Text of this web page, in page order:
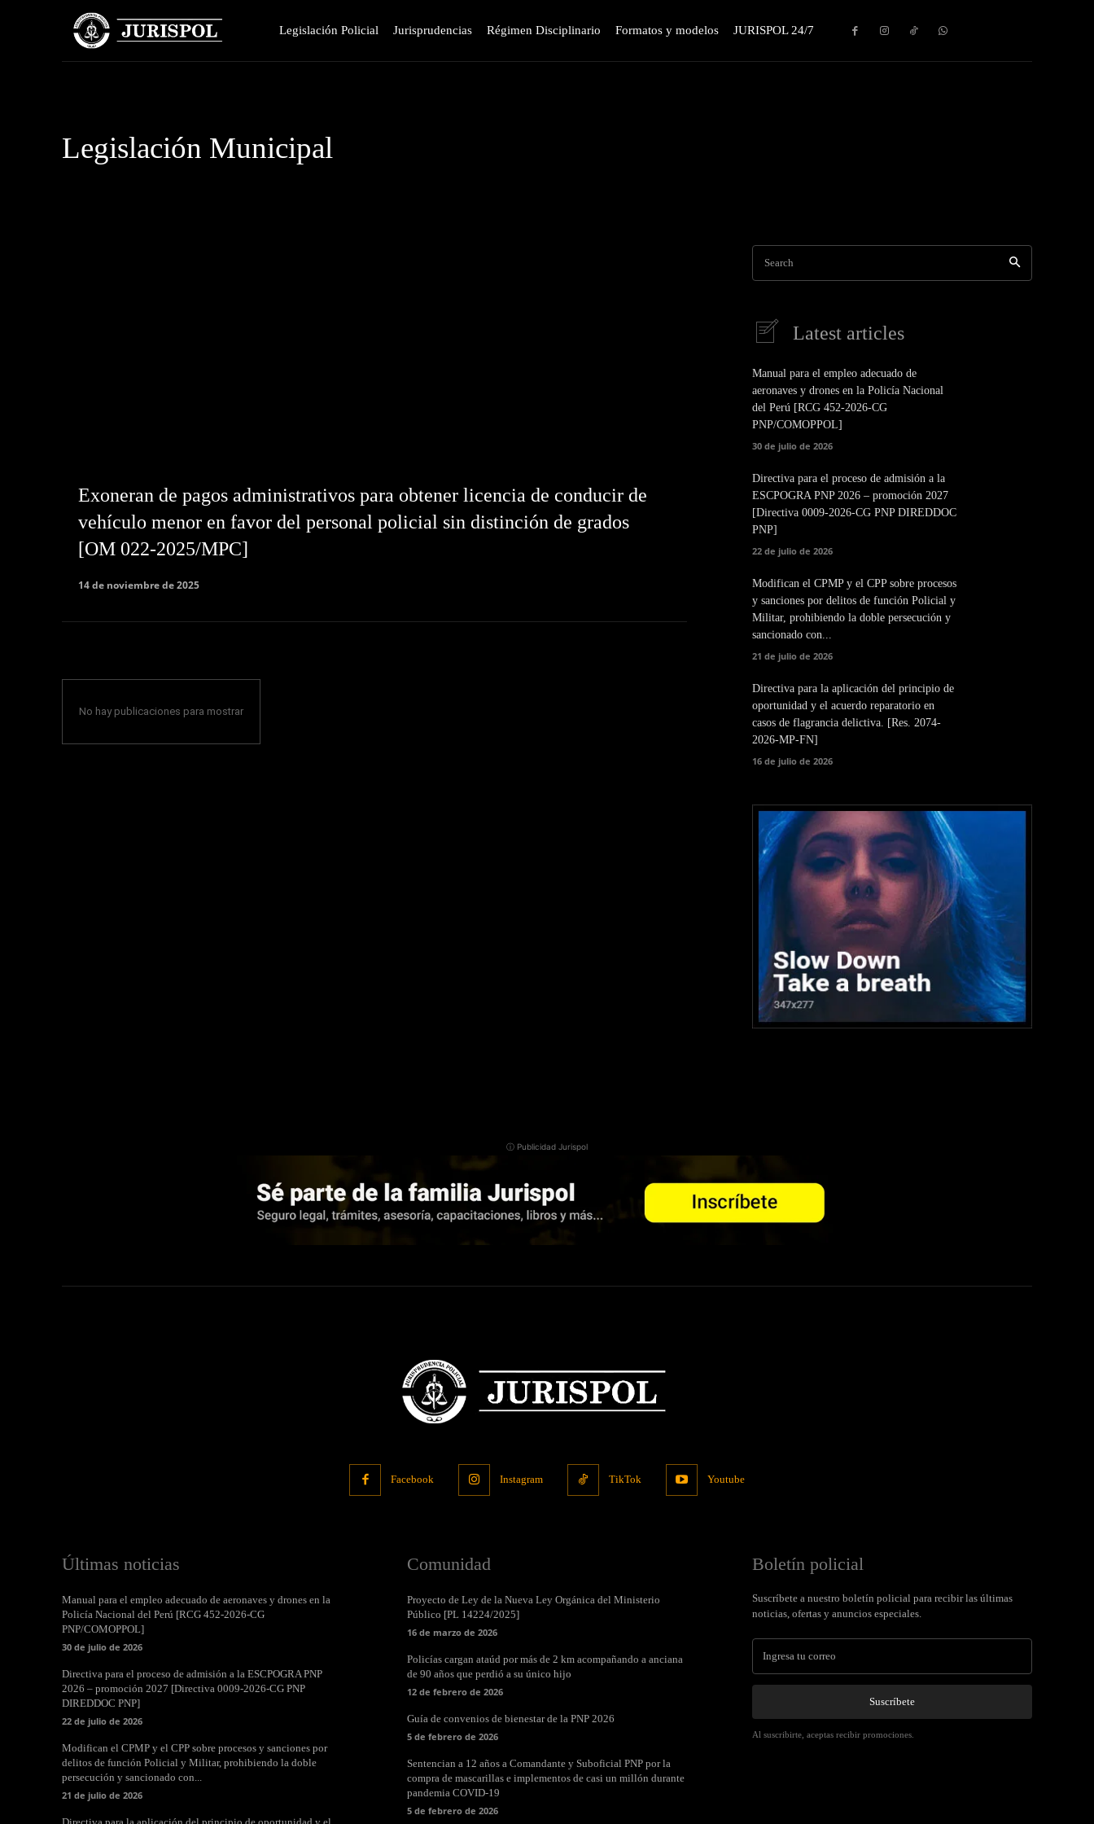
Legislación Policial Jurisprudencias Régimen Disciplinario Formatos y modelos JURISPOL 24/7
Legislación Municipal
Exoneran de pagos administrativos para obtener licencia de conducir de
vehículo menor en favor del personal policial sin distinción de grados
[OM 022-2025/MPC]
14 de noviembre de 2025
No hay publicaciones para mostrar
Search
Latest articles
Manual para el empleo adecuado de
aeronaves y drones en la Policía Nacional
del Perú [RCG 452-2026-CG
PNP/COMOPPOL]
30 de julio de 2026
Directiva para el proceso de admisión a la
ESCPOGRA PNP 2026 – promoción 2027
[Directiva 0009-2026-CG PNP DIREDDOC
PNP]
22 de julio de 2026
Modifican el CPMP y el CPP sobre procesos
y sanciones por delitos de función Policial y
Militar, prohibiendo la doble persecución y
sancionado con...
21 de julio de 2026
Directiva para la aplicación del principio de
oportunidad y el acuerdo reparatorio en
casos de flagrancia delictiva. [Res. 2074-
2026-MP-FN]
16 de julio de 2026
ⓘ Publicidad Jurispol
Facebook Instagram TikTok Youtube
Últimas noticias
Manual para el empleo adecuado de aeronaves y drones en la
Policía Nacional del Perú [RCG 452-2026-CG
PNP/COMOPPOL]
30 de julio de 2026
Directiva para el proceso de admisión a la ESCPOGRA PNP
2026 – promoción 2027 [Directiva 0009-2026-CG PNP
DIREDDOC PNP]
22 de julio de 2026
Modifican el CPMP y el CPP sobre procesos y sanciones por
delitos de función Policial y Militar, prohibiendo la doble
persecución y sancionado con...
21 de julio de 2026
Comunidad
Proyecto de Ley de la Nueva Ley Orgánica del Ministerio
Público [PL 14224/2025]
16 de marzo de 2026
Policías cargan ataúd por más de 2 km acompañando a anciana
de 90 años que perdió a su único hijo
12 de febrero de 2026
Guía de convenios de bienestar de la PNP 2026
5 de febrero de 2026
Sentencian a 12 años a Comandante y Suboficial PNP por la
compra de mascarillas e implementos de casi un millón durante
pandemia COVID-19
5 de febrero de 2026
Boletín policial
Suscríbete a nuestro boletín policial para recibir las últimas
noticias, ofertas y anuncios especiales.
Suscríbete
Al suscribirte, aceptas recibir promociones.